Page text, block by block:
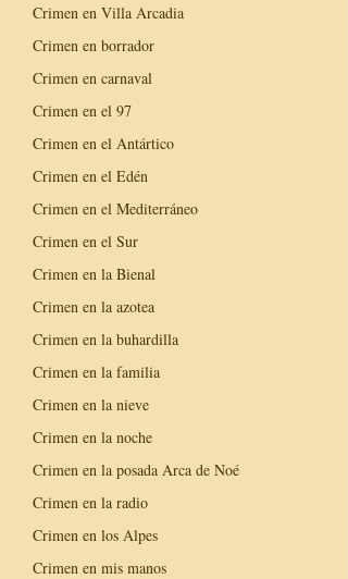
Crimen en Villa Arcadia
Crimen en borrador
Crimen en carnaval
Crimen en el 97
Crimen en el Antártico
Crimen en el Edén
Crimen en el Mediterráneo
Crimen en el Sur
Crimen en la Bienal
Crimen en la azotea
Crimen en la buhardilla
Crimen en la familia
Crimen en la nieve
Crimen en la noche
Crimen en la posada Arca de Noé
Crimen en la radio
Crimen en los Alpes
Crimen en mis manos